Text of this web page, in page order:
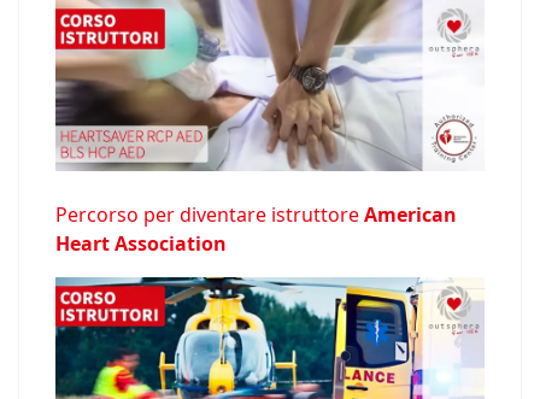
Percorso per diventare istruttoreAmerican
Heart Association